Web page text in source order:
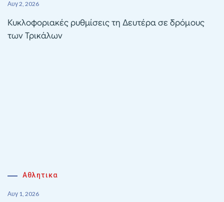
Αυγ 2, 2026
Κυκλοφοριακές ρυθμίσεις τη Δευτέρα σε δρόμους
των Τρικάλων
Αθλητικα
Αυγ 1, 2026